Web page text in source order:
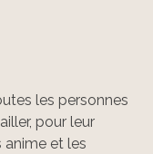
les personnes
pour leur
anime et les